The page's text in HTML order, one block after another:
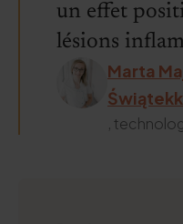
un effet
lésions
Marta
,